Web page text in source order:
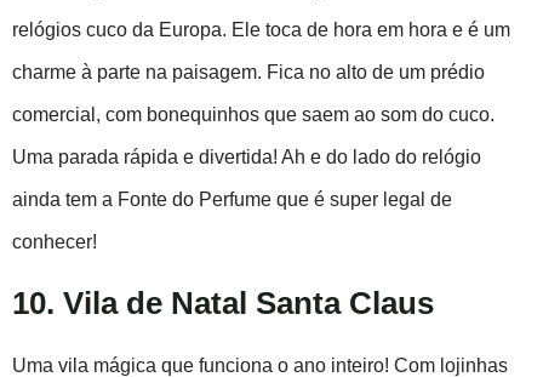
relógios cuco da Europa. Ele toca de hora em hora e é um
charme à parte na paisagem. Fica no alto de um prédio
comercial, com bonequinhos que saem ao som do cuco.
Uma parada rápida e divertida! Ah e do lado do relógio
ainda tem a Fonte do Perfume que é super legal de
conhecer!
10. Vila de Natal Santa Claus
Uma vila mágica que funciona o ano inteiro! Com lojinhas